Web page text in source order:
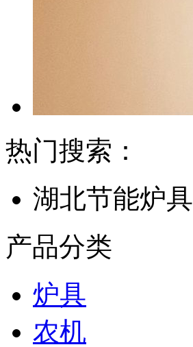
热门搜索：
湖北节能炉具
产品分类
炉具
农机